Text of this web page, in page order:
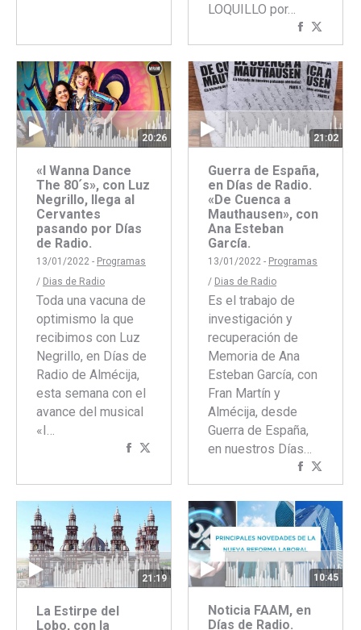
LOQUILLO por…
Compartir
concon
20:26
«I Wanna Dance
The 80´s», con Luz
Negrillo, llega al
Cervantes
pasando por Días
de Radio.
13/01/2022 - Programas
/ Dias de Radio
Toda una vacuna de
optimismo la que
recibimos con Luz
Negrillo, en Días de
Radio de Almécija,
esta semana con el
avance del musical
«I…
Compartir
Facebook
Twitter
21:02
Guerra de España,
en Días de Radio.
«De Cuenca a
Mauthausen», con
Ana Esteban
García.
13/01/2022 - Programas
/ Dias de Radio
Es el trabajo de
investigación y
recuperación de
Memoria de Ana
Esteban García, con
Fran Martín y
Almécija, desde
Guerra de España,
en nuestros Días…
Compartir
concon
21:19
La Estirpe del
Lobo, con la
10:45
Noticia FAAM, en
Días de Radio.